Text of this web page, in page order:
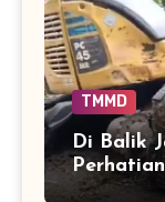
TMMD
Di Balik
Berat